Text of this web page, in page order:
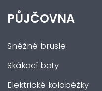
PŮJČOVNA
Sněžné brusle
Skákací boty
Elektrické koloběžky